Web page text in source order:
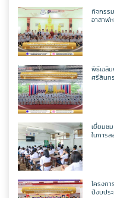
ตารางเรียน
เว็บไซต์กลุ่ม
ตารางเรี
เฟสบุคเทคโ
เว็บไซต์เท
ตารางเรียน1/69
ตารางเรียน ม.1
ตารางเรียน
ตารางเรียน ม.3
ตารางเรียน ม.4
ตารางเรียน
วิชาเพิ่มเติม
วิชาออกแบบฯ
วิชาเพิ่มเติม
วิชาวิทยาการค
วิชาออกแบบฯ
วิชาเพิ่มเติม
ครูกัณฌ์ฏธัจส์ ก้า
วิชาวิทยาการค
วิชาออกแบบฯ
วิชาเพิ่มเติม
ครูมัตติกา สุวงศ์
วิชาวิทยากา
วิชาออกแบบฯ
วิชาเพิ่มเติม
ครูศุภวิชญ์ กมลเ
วิชาวิทยาการค
วิชาออกแบบฯ
วิชาเพิ่มเติม
กิจกรร
อาสาฬ
พิธีเฉลิ
ศรีสินท
เยี่ยมช
ในการ
โครงก
ปีงบปร